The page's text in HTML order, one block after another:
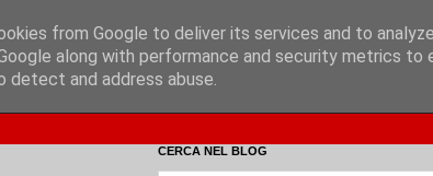
CERCA NEL BLOG
from Google to deliver its services and to
along with performance and security metrics to
detect and address abuse.